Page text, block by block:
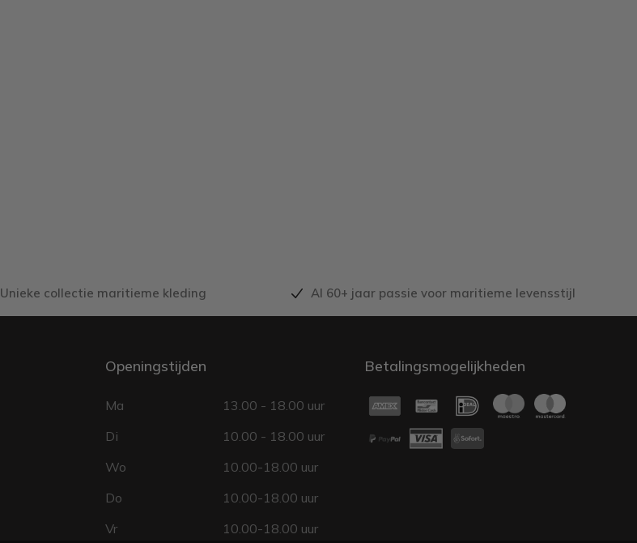
Unieke collectie maritieme kleding Al 60+ jaar passie voor maritieme levensstijl
Openingstijden
Ma
13.00 - 18.00 uur
Di
10.00 - 18.00 uur
Wo
10.00-18.00 uur
Do
10.00-18.00 uur
Vr
10.00-18.00 uur
Betalingsmogelijkheden